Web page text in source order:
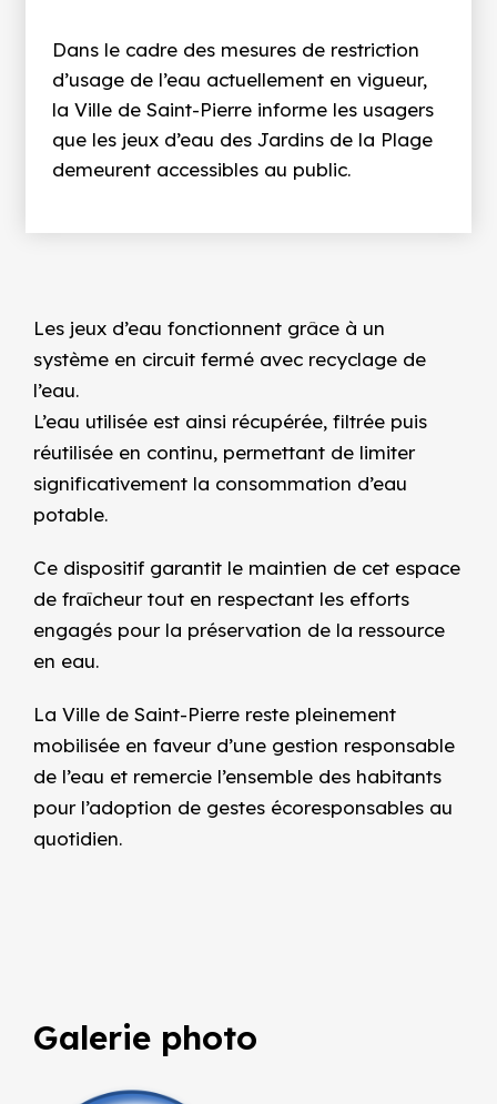
Dans le cadre des mesures de restriction
d’usage de l’eau actuellement en vigueur,
la Ville de Saint-Pierre informe les usagers
que les jeux d’eau des Jardins de la Plage
demeurent accessibles au public.
Les jeux d’eau fonctionnent grâce à un
système en circuit fermé avec recyclage de
l’eau.
L’eau utilisée est ainsi récupérée, filtrée puis
réutilisée en continu, permettant de limiter
significativement la consommation d’eau
potable.
Ce dispositif garantit le maintien de cet espace
de fraîcheur tout en respectant les efforts
engagés pour la préservation de la ressource
en eau.
La Ville de Saint-Pierre reste pleinement
mobilisée en faveur d’une gestion responsable
de l’eau et remercie l’ensemble des habitants
pour l’adoption de gestes écoresponsables au
quotidien.
Galerie photo